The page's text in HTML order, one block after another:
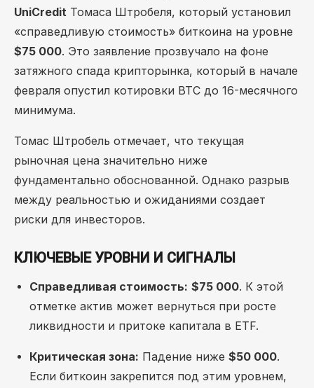
UniCredit Томаса Штробеля, который установил
«справедливую стоимость» биткоина на уровне
$75 000. Это заявление прозвучало на фоне
затяжного спада крипторынка, который в начале
февраля опустил котировки BTC до 16-месячного
минимума.
Томас Штробель отмечает, что текущая
рыночная цена значительно ниже
фундаментально обоснованной. Однако разрыв
между реальностью и ожиданиями создает
риски для инвесторов.
КЛЮЧЕВЫЕ УРОВНИ И СИГНАЛЫ
Справедливая стоимость: $75 000. К этой
отметке актив может вернуться при росте
ликвидности и притоке капитала в ETF.
Критическая зона: Падение ниже $50 000.
Если биткоин закрепится под этим уровнем,